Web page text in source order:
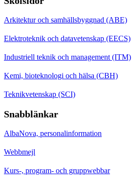
Arkitektur och samhällsbyggnad (ABE)
Elektroteknik och datavetenskap (EECS)
Industriell teknik och management (ITM)
Kemi, bioteknologi och hälsa (CBH)
Teknikvetenskap (SCI)
Snabblänkar
AlbaNova, personalinformation
Webbmejl
Kurs-, program- och gruppwebbar